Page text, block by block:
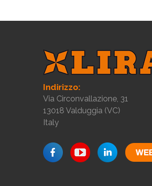
Indirizzo:
Via Circonvallazione, 31
13018 Valduggia (VC)
Italy